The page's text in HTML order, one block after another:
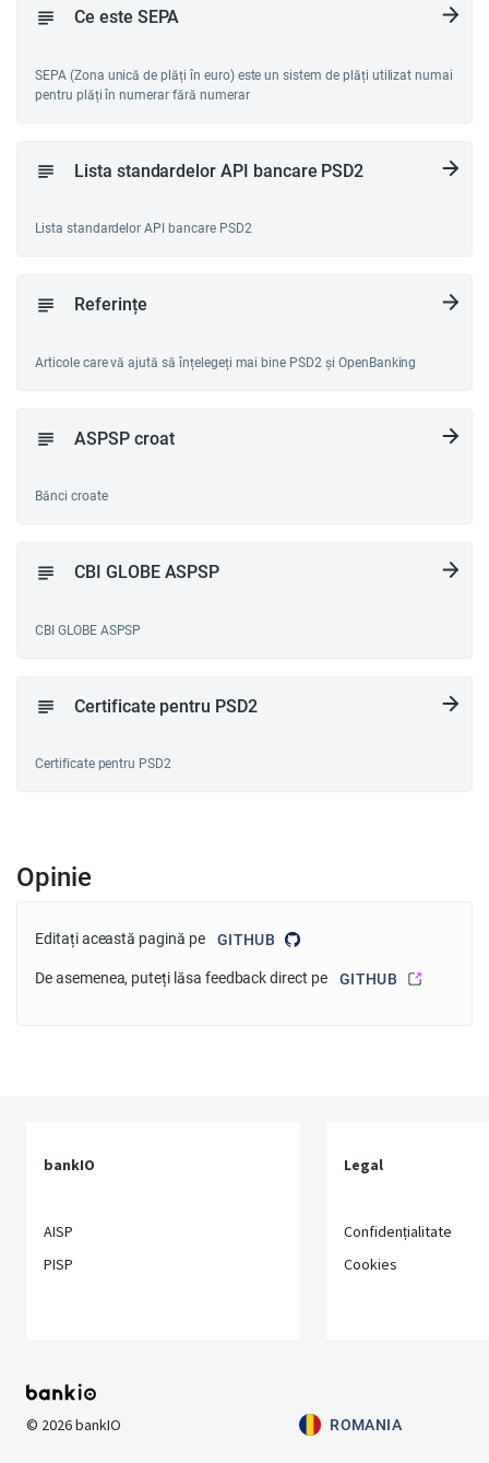
Ce este SEPA
SEPA (Zona unică de plăți în euro) este un sistem de plăți utilizat numai
pentru plăți în numerar fără numerar
Lista standardelor API bancare PSD2
Lista standardelor API bancare PSD2
Referințe
Articole care vă ajută să înțelegeți mai bine PSD2 și OpenBanking
ASPSP croat
Bănci croate
CBI GLOBE ASPSP
CBI GLOBE ASPSP
Certificate pentru PSD2
Certificate pentru PSD2
Opinie
Editați această pagină pe GITHUB
De asemenea, puteți lăsa feedback direct pe GITHUB
bankIO
AISP
PISP
Legal
Confidențialitate
Cookies
© 2026bankIO ROMANIA